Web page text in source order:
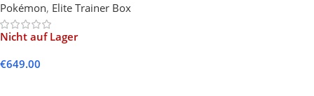
Center Elite Trainer Box (English)
Pokémon, Elite Trainer Box
Nicht auf Lager
€649.00